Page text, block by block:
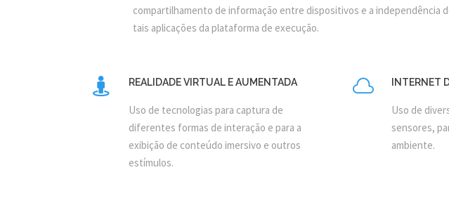
compartilhamento de informação entre dispositivos e a independência
tais aplicações da plataforma de execução.
REALIDADE VIRTUAL E AUMENTADA
Uso de tecnologias para captura de
diferentes formas de interação e para a
exibição de conteúdo imersivo e outros
estímulos.
INTERNET
Uso de
sensores,
ambiente.